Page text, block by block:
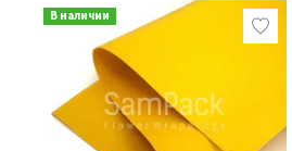
В наличии